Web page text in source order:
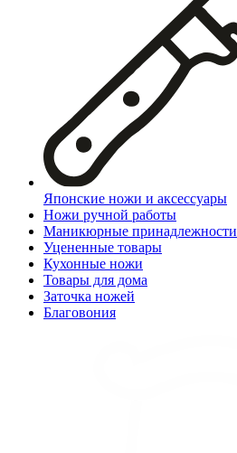
Японские ножи и аксессуары
Ножи ручной работы
Маникюрные принадлежности
Уцененные товары
Кухонные ножи
Товары для дома
Заточка ножей
Благовония